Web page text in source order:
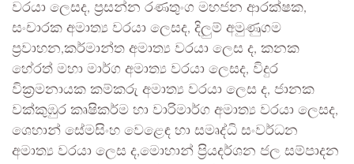
වරයා ලෙසද, ප්‍රසන්න රණතුංග මහජන ආරක්ෂක,
සංචාරක අමාත්‍ය වරයා ලෙසද, දිලුම් අමුණුගම
ප්‍රවාහන,කර්මාන්ත අමාත්‍ය වරයා ලෙස ද, කනක
හේරත් මහා මාර්ග අමාත්‍ය වරයා ලෙසද, විදුර
වික්‍රමනායක කම්කරු අමාත්‍ය වරයා ලෙස ද, ජානක
වක්කුඹුර කෘෂිකර්ම හා වාරිමාර්ග අමාත්‍ය වරයා ලෙසද,
ශෙහාන් සේමසිංහ වෙළෙඳ හා සමෘද්ධි සංවර්ධන
අමාත්‍ය වරයා ලෙස ද,මොහාන් ප්‍රියදර්ශන ජල සම්පාදන